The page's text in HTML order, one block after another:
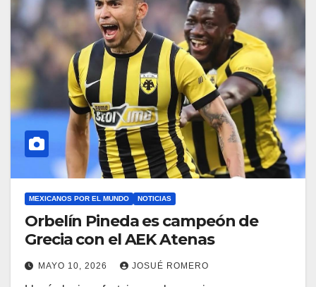
MEXICANOS POR EL MUNDO NOTICIAS
Orbelín Pineda es campeón de
Grecia con el AEK Atenas
MAYO 10, 2026 JOSUÉ ROMERO